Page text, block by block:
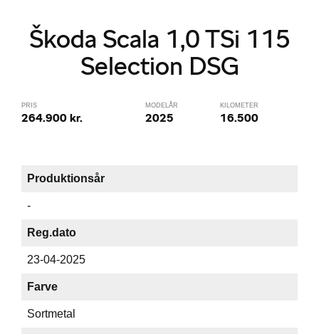
Škoda Scala 1,0 TSi 115
Selection DSG
PRIS
264.900 kr.
MODELÅR
2025
KILOMETER
16.500
Produktionsår
-
Reg.dato
23-04-2025
Farve
Sortmetal